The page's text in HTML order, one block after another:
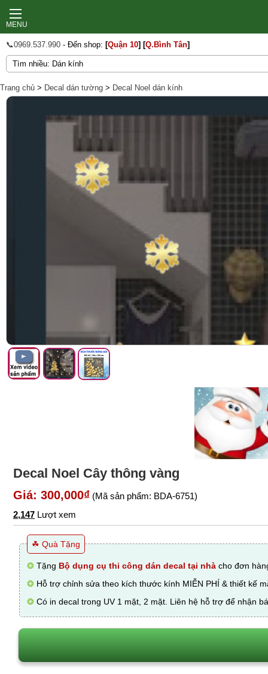
MENU
📞0969.537.990 - Đến shop: [Quận 10] [Q.Bình Tân]
Trang chủ > Decal dán tường > Decal Noel dán kính
Decal Noel Cây thông vàng
Giá: 300,000₫ (Mã sản phẩm: BDA-6751)
2,147 Lượt xem
☘ Quà Tặng
❂ Tặng Bộ dụng cụ thi công dán decal tại nhà cho đơn
❂ Hỗ trợ chỉnh sửa theo kích thước kính MIỄN PHÍ & thiết kế
❂ Có in decal trong UV 1 mặt, 2 mặt. Liên hệ hỗ trợ để nhận